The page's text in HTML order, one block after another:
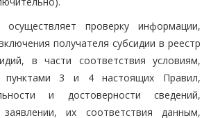
осуществляет проверку информации,
получателя субсидии в реестр
в части соответствия условиям,
пунктами 3 и 4 настоящих Правил,
и достоверности сведений,
их соответствия данным,